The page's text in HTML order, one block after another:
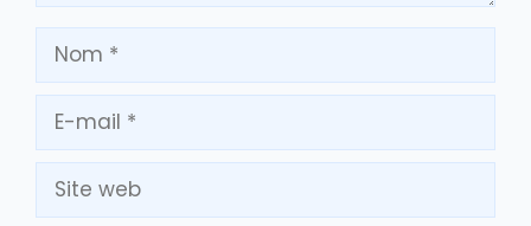
Nom
mail
Site
web